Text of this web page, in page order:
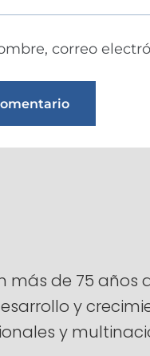
correo
más de 75 años
y
y